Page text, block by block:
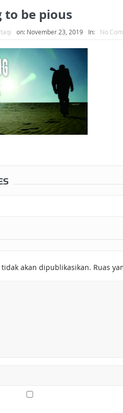
be pious
on: November 23, 2019 In: No
akan dipublikasikan. Ruas